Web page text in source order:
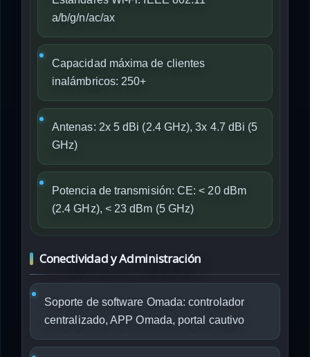
a/b/g/n/ac/ax
Capacidad máxima de clientes
inalámbricos: 250+
Antenas: 2x 5 dBi (2.4 GHz), 3x 4.7 dBi (5
GHz)
Potencia de transmisión: CE: < 20 dBm
(2.4 GHz), < 23 dBm (5 GHz)
Conectividad y Administración
Soporte de software Omada: controlador
centralizado, APP Omada, portal cautivo